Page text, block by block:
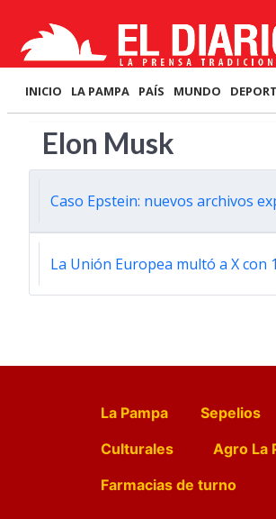
INICIO LA PAMPA PAÍS MUNDO
Elon Musk
Caso Epstein: nuevos archivos
La Unión Europea multó a X
La Pampa Sepelios
Culturales
Agro La
Farmacias de turno